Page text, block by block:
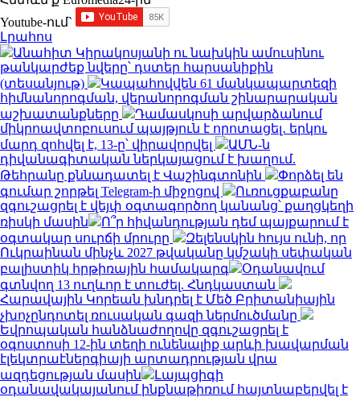
Youtube-ում`
Լրահոս
Անահիտ Կիրակոսյանի ու նախկին ամուսինու
թանկարժեք նվերը՝ դստեր հարսանիքին
(տեսանյութ)
Կապահովվեն 61 մանկապարտեզի
հիմնանորոգման, վերանորոգման շինարարական
աշխատանքները
Դամասկոսի արվարձանում
միկրոավտոբուսում պայթյուն է որոտացել․ երկու
մարդ զոհվել է, 13-ը՝ վիրավորվել
ԱՄՆ-ն
դիվանագիտական ներկայացում է խաղում.
Թեհրանը քննադատել է Վաշինգտոնին
Փորձել են
գումար շորթել Telegram-ի միջոցով
Ուռուցքաբանը
զգուշացրել է վեյփ օգտագործող կանանց՝ քաղցկեղի
ռիսկի մասին
Ո՞ր հիվանդության դեմ պայքարում է
օգտակար սուրճի մրուրը
Զելենսկին հույս ունի, որ
Ուկրաինան մինչև 2027 թվականը կմշակի սեփական
բալիստիկ հրթիռային համակարգ
Օդանավում
գտնվող 13 ուղևոր է տուժել. Հնդկաստան
Հարավային Կորեան խնդրել է Մեծ Բրիտանիային
չխոչընդոտել ռուսական գազի ներմուծմանը
Եվրոպական հանձնաժողովը զգուշացրել է
օգոստոսի 12-ին տեղի ունենալիք արևի խավարման
էլեկտրաէներգիայի արտադրության վրա
ազդեցության մասին
Լայպցիգի
օդանավակայանում ինքնաթիռում հայտնաբերվել է